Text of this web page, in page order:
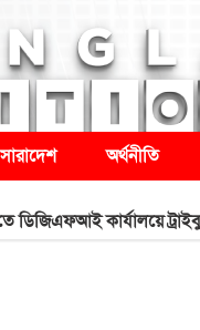
সারাদেশ অর্থনীতি
কার্যালয়ে ট্রাইব্যুনালের